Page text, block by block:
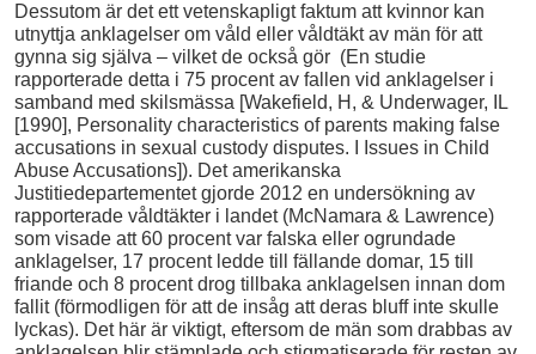
Dessutom är det ett vetenskapligt faktum att kvinnor kan
utnyttja anklagelser om våld eller våldtäkt av män för att
gynna sig själva – vilket de också gör (En studie
rapporterade detta i 75 procent av fallen vid anklagelser i
samband med skilsmässa [Wakefield, H, & Underwager, IL
[1990], Personality characteristics of parents making false
accusations in sexual custody disputes. I Issues in Child
Abuse Accusations]). Det amerikanska
Justitiedepartementet gjorde 2012 en undersökning av
rapporterade våldtäkter i landet (McNamara & Lawrence)
som visade att 60 procent var falska eller ogrundade
anklagelser, 17 procent ledde till fällande domar, 15 till
friande och 8 procent drog tillbaka anklagelsen innan dom
fallit (förmodligen för att de insåg att deras bluff inte skulle
lyckas). Det här är viktigt, eftersom de män som drabbas av